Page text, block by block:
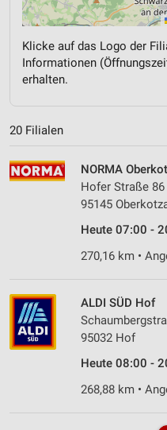
Klicke auf das Logo der
Informationen
erhalten.
20 Filialen
NORMA
Hofer Straße 86
95145
Heute 07:00 -
270,16 km •
ALDI SÜD Hof
95032 Hof
Heute 08:00 -
268,88 km •